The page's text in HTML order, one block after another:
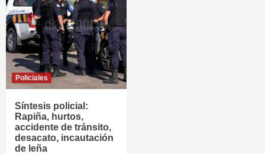
Policiales
Síntesis policial:
Rapiña, hurtos,
accidente de tránsito,
desacato, incautación
de leña